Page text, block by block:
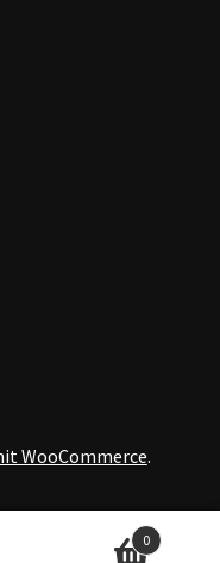
WooCommerce.
0